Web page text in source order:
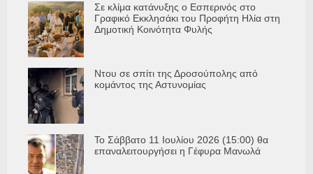
Σε κλίμα κατάνυξης ο Εσπερινός στο
Γραφικό Εκκλησάκι του Προφήτη Ηλία στη
Δημοτική Κοινότητα Φυλής
Ντου σε σπίτι της Δροσούπολης από
κομάντος της Αστυνομίας
Το Σάββατο 11 Ιουλίου 2026 (15:00) θα
επαναλειτουργήσει η Γέφυρα Μανωλά